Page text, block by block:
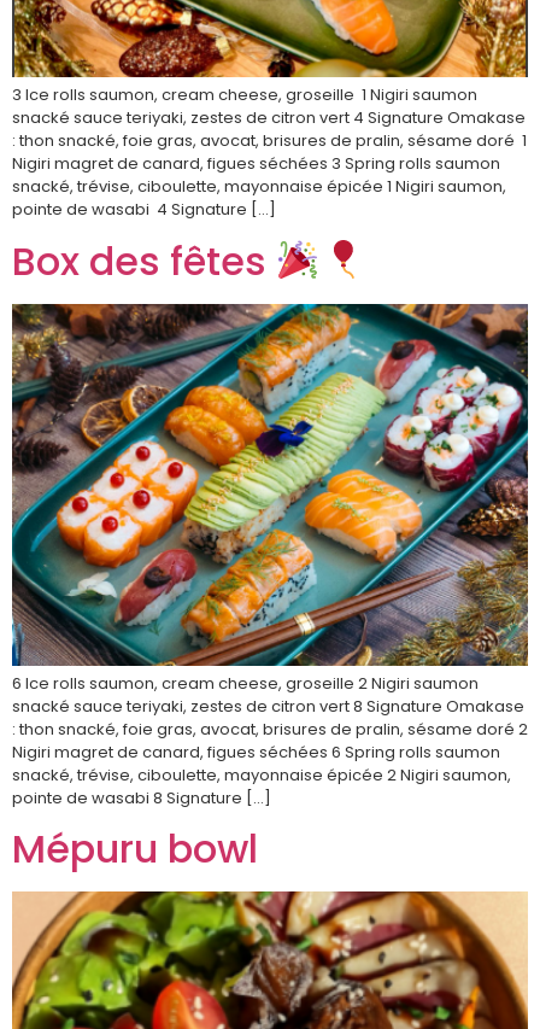
3 Ice rolls saumon, cream cheese, groseille 1 Nigiri saumon
snacké sauce teriyaki, zestes de citron vert 4 Signature Omakase
: thon snacké, foie gras, avocat, brisures de pralin, sésame doré 1
Nigiri magret de canard, figues séchées 3 Spring rolls saumon
snacké, trévise, ciboulette, mayonnaise épicée 1 Nigiri saumon,
pointe de wasabi 4 Signature […]
Box des fêtes
6 Ice rolls saumon, cream cheese, groseille 2 Nigiri saumon
snacké sauce teriyaki, zestes de citron vert 8 Signature Omakase
: thon snacké, foie gras, avocat, brisures de pralin, sésame doré 2
Nigiri magret de canard, figues séchées 6 Spring rolls saumon
snacké, trévise, ciboulette, mayonnaise épicée 2 Nigiri saumon,
pointe de wasabi 8 Signature […]
Mépuru bowl